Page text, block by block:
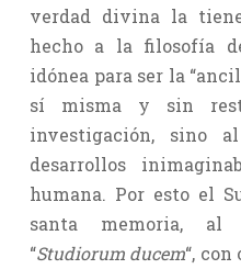
verdad divina la
hecho a la filosofía
idónea para ser la
sí misma y sin
investigación, sino
desarrollos
humana. Por esto el
santa memoria, al
“Studiorum ducem“,